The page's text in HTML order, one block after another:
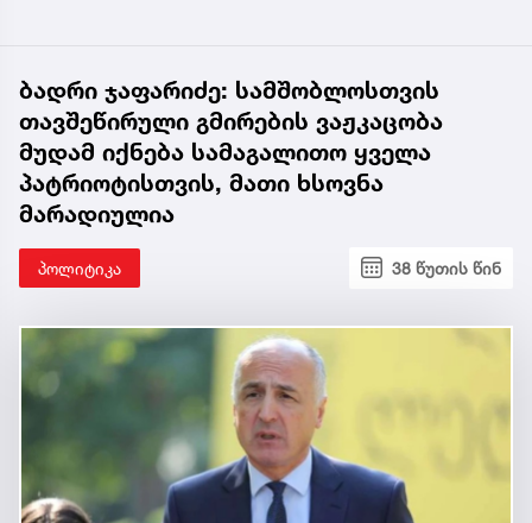
ბადრი ჯაფარიძე: სამშობლოსთვის
თავშეწირული გმირების ვაჟკაცობა
მუდამ იქნება სამაგალითო ყველა
პატრიოტისთვის, მათი ხსოვნა
მარადიულია
პოლიტიკა 38 წუთის წინ